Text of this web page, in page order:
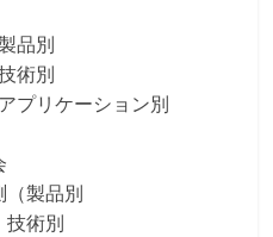
品別
術別
プリケーション別
（製品別
技術別